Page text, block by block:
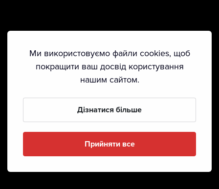
Ми використовуємо файли cookies, щоб
покращити ваш досвід користування
нашим сайтом.
Дізнатися більше
Прийняти все